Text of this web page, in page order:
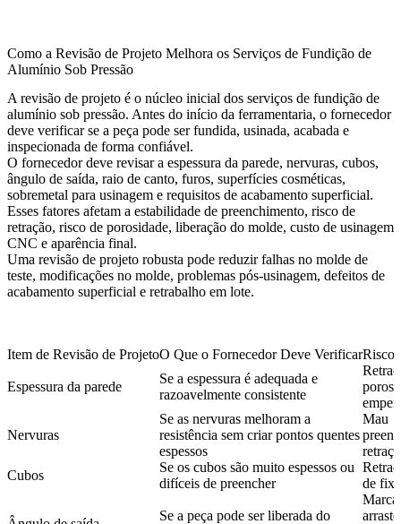
Como a Revisão de Projeto Melhora os Serviços de Fundição de
Alumínio Sob Pressão
A revisão de projeto é o núcleo inicial dos serviços de fundição de
alumínio sob pressão. Antes do início da ferramentaria, o fornecedor
deve verificar se a peça pode ser fundida, usinada, acabada e
inspecionada de forma confiável.
O fornecedor deve revisar a espessura da parede, nervuras, cubos,
ângulo de saída, raio de canto, furos, superfícies cosméticas,
sobremetal para usinagem e requisitos de acabamento superficial.
Esses fatores afetam a estabilidade de preenchimento, risco de
retração, risco de porosidade, liberação do molde, custo de usinagem
CNC e aparência final.
Uma revisão de projeto robusta pode reduzir falhas no molde de
teste, modificações no molde, problemas pós-usinagem, defeitos de
acabamento superficial e retrabalho em lote.
Item de Revisão de ProjetoO Que o Fornecedor Deve VerificarRisco
Espessura da parede
Se a espessura é adequada e
razoavelmente consistente
Nervuras
Se as nervuras melhoram a
resistência sem criar pontos quentes
espessos
Mau
Cubos
Se os cubos são muito espessos ou
difíceis de preencher
de
Se a peça pode ser liberada do